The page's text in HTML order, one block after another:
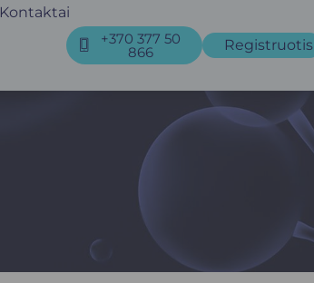
Kontaktai
+370 377 50
866 Registruotis